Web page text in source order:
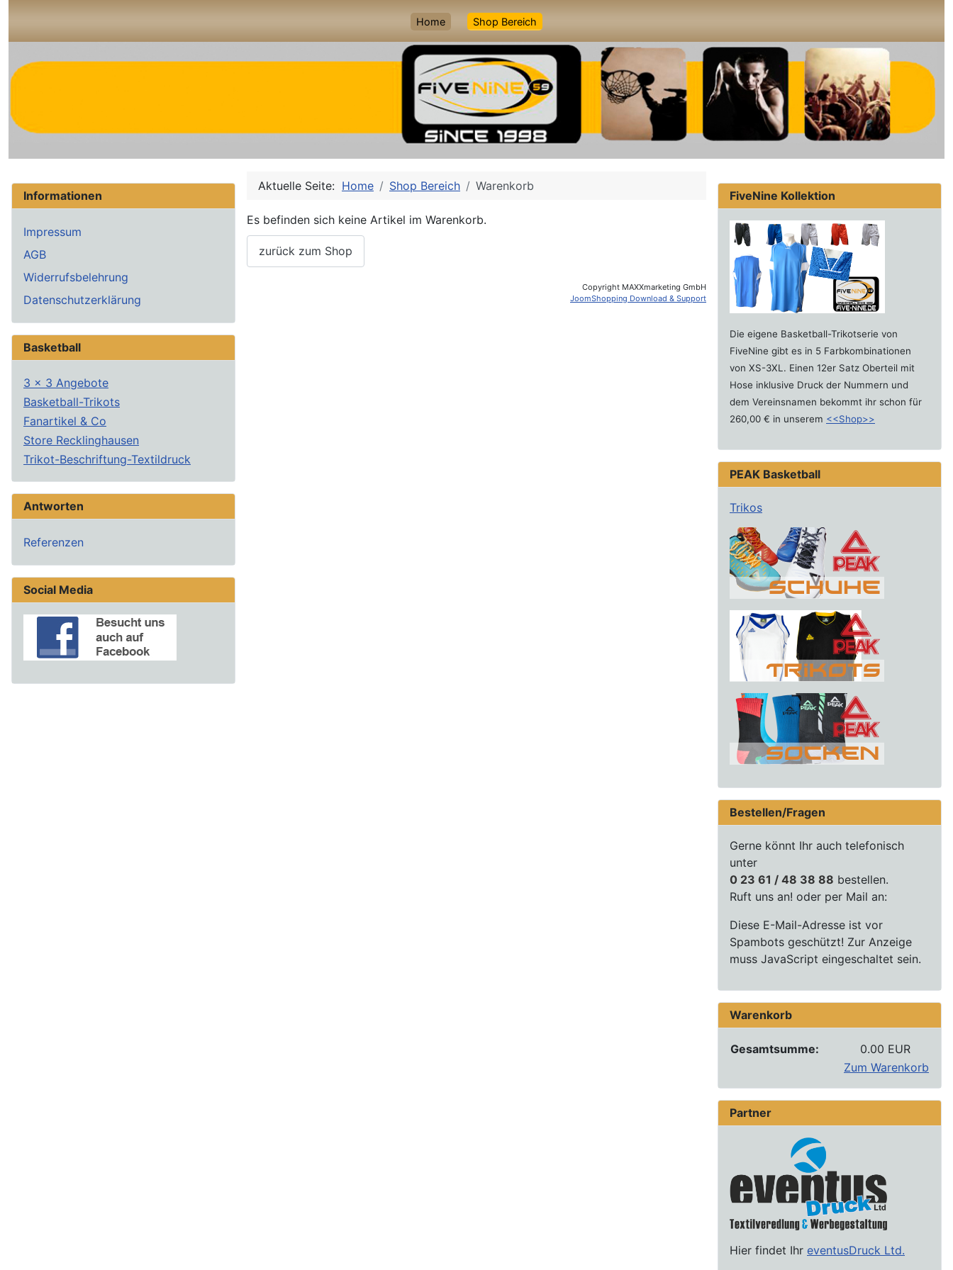
Home Shop Bereich
Informationen
Impressum
AGB
Widerrufsbelehrung
Datenschutzerklärung
Basketball
3 x 3 Angebote
Basketball-Trikots
Fanartikel & Co
Store Recklinghausen
Trikot-Beschriftung-Textildruck
Antworten
Referenzen
Social Media
Aktuelle Seite: Home Shop Bereich Warenkorb
Es befinden sich keine Artikel im Warenkorb.
zurück zum Shop
Copyright MAXXmarketing GmbH
JoomShopping Download & Support
FiveNine Kollektion
Die eigene Basketball-Trikotserie von
FiveNine gibt es in 5 Farbkombinationen
von XS-3XL. Einen 12er Satz Oberteil mit
Hose inklusive Druck der Nummern und
dem Vereinsnamen bekommt ihr schon für
260,00 € in unserem <<Shop>>
PEAK Basketball
Trikos
Bestellen/Fragen
Gerne könnt Ihr auch telefonisch
unter
0 23 61 / 48 38 88 bestellen.
Ruft uns an! oder per Mail an:
Diese E-Mail-Adresse ist vor
Spambots geschützt! Zur Anzeige
muss JavaScript eingeschaltet sein.
Warenkorb
Gesamtsumme:
0.00 EUR
Zum Warenkorb
Partner
Hier findet Ihr eventusDruck Ltd.